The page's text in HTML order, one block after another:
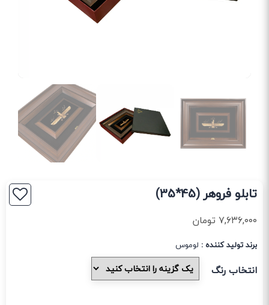
تابلو فروهر (45*35)
۷,۶۳۶,۰۰۰ تومان
برند تولید کننده : لوموس
انتخاب رنگ